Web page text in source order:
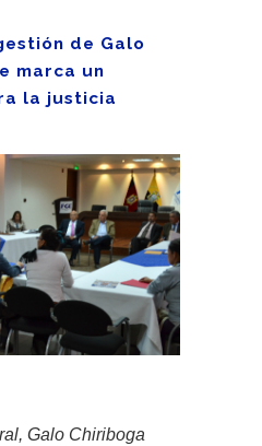
de Galo
marca un
la justicia
Galo Chiriboga